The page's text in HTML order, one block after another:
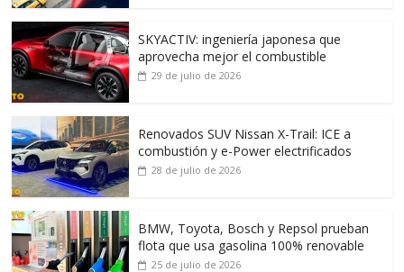
SKYACTIV: ingeniería japonesa que
aprovecha mejor el combustible
29 de julio de 2026
Renovados SUV Nissan X-Trail: ICE a
combustión y e-Power electrificados
28 de julio de 2026
BMW, Toyota, Bosch y Repsol prueban
flota que usa gasolina 100% renovable
25 de julio de 2026